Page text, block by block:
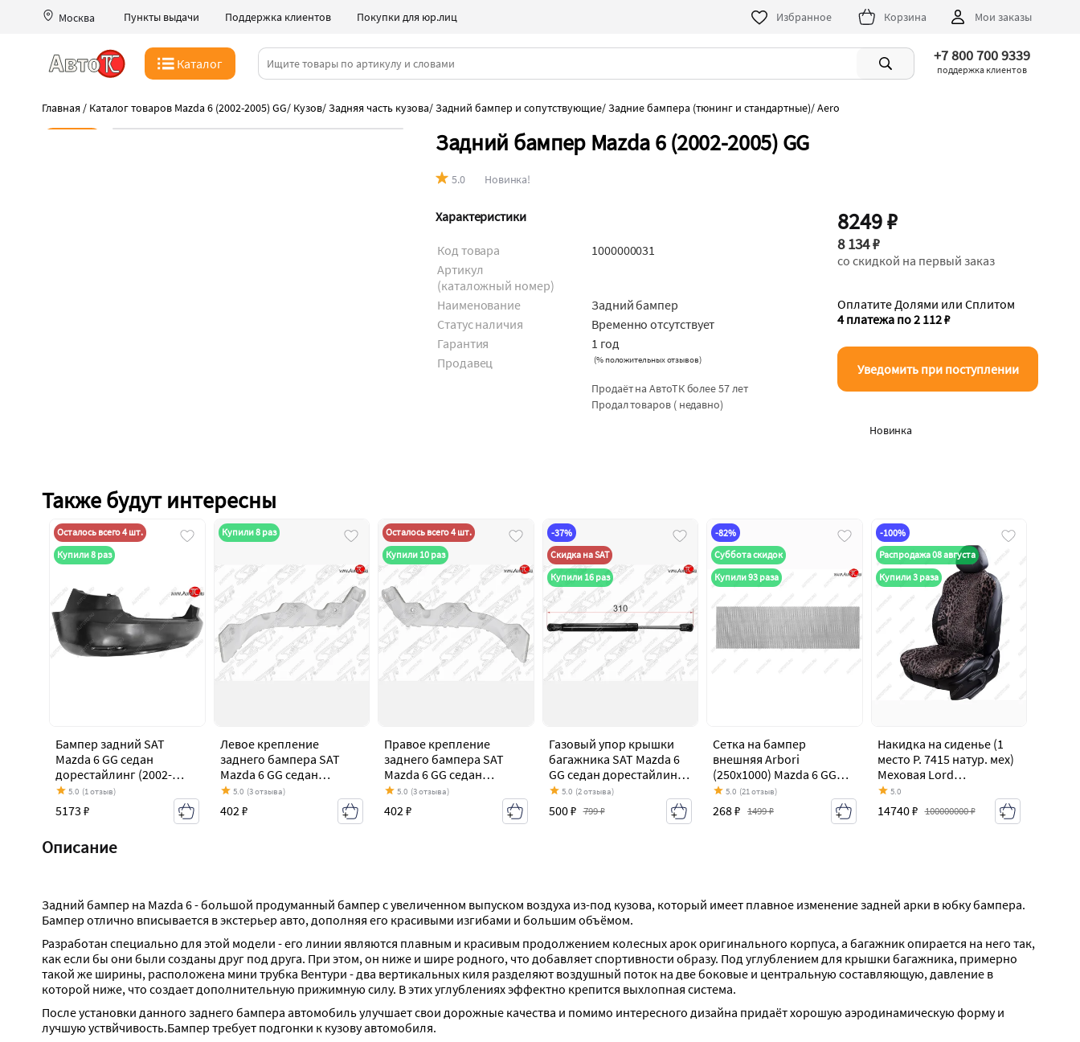
Москва Пункты выдачи Поддержка клиентов Покупки для юр.лиц Избранное Корзина Мои заказы
Каталог +7 800 700 9339
поддержка клиентов
Главная / Каталог товаров Mazda 6 (2002-2005) GG/ Кузов/Задняя часть кузова/Задний бампер и сопутствующие/Задние бампера (тюнинг и стандартные)/Aero
Задний бампер Mazda 6 (2002-2005) GG
5.0 Новинка!
Характеристики
Код товара
1000000031
Артикул
(каталожный номер)
Наименование
Задний бампер
Статус наличия
Временно отсутствует
Гарантия
1 год
Продавец
(% положительных отзывов)
Продаёт на АвтоТК более 57 лет
Продал товаров ( недавно)
8249 ₽
8 134 ₽
со скидкой на первый заказ
Оплатите Долями или Сплитом
4 платежа по 2 112 ₽
Уведомить при поступлении
Новинка
Также будут интересны
Осталось всего 4 шт.
Купили 8 раз
Бампер задний SAT
Mazda 6 GG седан
дорестайлинг (2002-
2005)
5.0 (1 отзыв)
5173 ₽
Купили 8 раз
Левое крепление
заднего бампера SAT
Mazda 6 GG седан
дорестайлинг (2002-
2005)
5.0 (3 отзыва)
402 ₽
Осталось всего 4 шт.
Купили 10 раз
Правое крепление
заднего бампера SAT
Mazda 6 GG седан
дорестайлинг (2002-
2005)
5.0 (3 отзыва)
402 ₽
-37%
Скидка на SAT
Купили 16 раз
Газовый упор крышки
багажника SAT Mazda 6
GG седан дорестайлинг
(2002-2005)
5.0 (2 отзыва)
500 ₽ 799 ₽
-82%
Суббота скидок
Купили 93 раза
Сетка на бампер
внешняя Arbori
(250х1000) Mazda 6 GG
седан дорестайлинг
(2002-2005)
5.0 (21 отзыв)
268 ₽ 1499 ₽
-100%
Распродажа 08 августа
Купили 3 раза
Накидка на сиденье (1
место Р. 7415 натур. мех)
Меховая Lord
Autofashion Mazda 6 GG
седан дорестайлинг
(2002-2005)
5.0
14740 ₽ 100000000 ₽
Описание
Задний бампер на Mazda 6 - большой продуманный бампер с увеличенном выпуском воздуха из-под кузова, который имеет плавное изменение задней арки в юбку бампера.
Бампер отлично вписывается в экстерьер авто, дополняя его красивыми изгибами и большим объёмом.
Разработан специально для этой модели - его линии являются плавным и красивым продолжением колесных арок оригинального корпуса, а багажник опирается на него так,
как если бы они были созданы друг под друга. При этом, он ниже и шире родного, что добавляет спортивности образу. Под углублением для крышки багажника, примерно
такой же ширины, расположена мини трубка Вентури - два вертикальных киля разделяют воздушный поток на две боковые и центральную составляющую, давление в
которой ниже, что создает дополнительную прижимную силу. В этих углублениях эффектно крепится выхлопная система.
После установки данного заднего бампера автомобиль улучшает свои дорожные качества и помимо интересного дизайна придаёт хорошую аэродинамическую форму и
лучшую уствйчивость.Бампер требует подгонки к кузову автомобиля.